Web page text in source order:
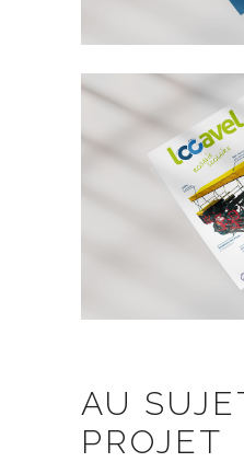
AU
PROJET